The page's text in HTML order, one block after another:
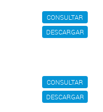
CONSULTAR
DESCARGAR
CONSULTAR
DESCARGAR